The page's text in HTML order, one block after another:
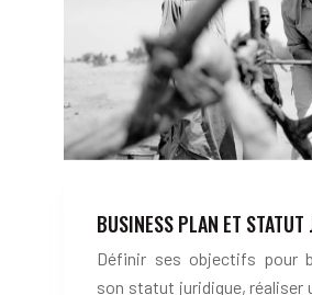
Définir ses objectifs pour
son statut juridique, réaliser
plan en accord avec ses